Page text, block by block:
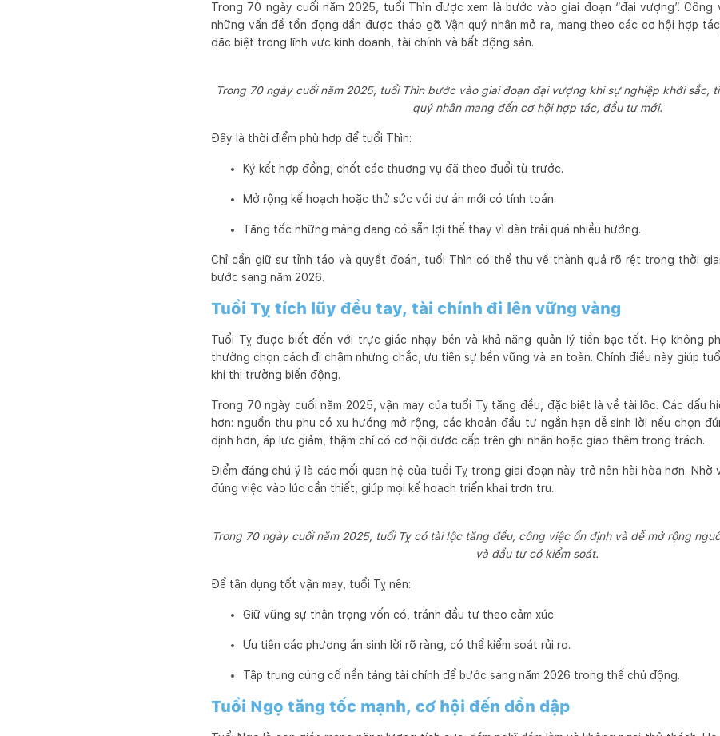
Trong 70 ngày cuối năm 2025, tuổi Thìn được xem là bước vào giai đoạn “đại vượng”. Công
những vấn đề tồn đọng dần được tháo gỡ. Vận quý nhân mở ra, mang theo các cơ hội hợp
đặc biệt trong lĩnh vực kinh doanh, tài chính và bất động sản.
Trong 70 ngày cuối năm 2025, tuổi Thìn bước vào giai đoạn đại vượng khi sự nghiệp khởi sắc,
quý nhân mang đến cơ hội hợp tác, đầu tư mới.
Đây là thời điểm phù hợp để tuổi Thìn:
Ký kết hợp đồng, chốt các thương vụ đã theo đuổi từ trước.
Mở rộng kế hoạch hoặc thử sức với dự án mới có tính toán.
Tăng tốc những mảng đang có sẵn lợi thế thay vì dàn trải quá nhiều hướng.
Chỉ cần giữ sự tỉnh táo và quyết đoán, tuổi Thìn có thể thu về thành quả rõ rệt trong thời
bước sang năm 2026.
Tuổi Tỵ tích lũy đều tay, tài chính đi lên vững vàng
Tuổi Tỵ được biết đến với trực giác nhạy bén và khả năng quản lý tiền bạc tốt. Họ không
thường chọn cách đi chậm nhưng chắc, ưu tiên sự bền vững và an toàn. Chính điều này giúp
khi thị trường biến động.
Trong 70 ngày cuối năm 2025, vận may của tuổi Tỵ tăng đều, đặc biệt là về tài lộc. Các dấu
hơn: nguồn thu phụ có xu hướng mở rộng, các khoản đầu tư ngắn hạn dễ sinh lời nếu chọn
định hơn, áp lực giảm, thậm chí có cơ hội được cấp trên ghi nhận hoặc giao thêm trọng trách.
Điểm đáng chú ý là các mối quan hệ của tuổi Tỵ trong giai đoạn này trở nên hài hòa hơn. Nhờ
đúng việc vào lúc cần thiết, giúp mọi kế hoạch triển khai trơn tru.
Trong 70 ngày cuối năm 2025, tuổi Tỵ có tài lộc tăng đều, công việc ổn định và dễ mở rộng
và đầu tư có kiểm soát.
Để tận dụng tốt vận may, tuổi Tỵ nên:
Giữ vững sự thận trọng vốn có, tránh đầu tư theo cảm xúc.
Ưu tiên các phương án sinh lời rõ ràng, có thể kiểm soát rủi ro.
Tập trung củng cố nền tảng tài chính để bước sang năm 2026 trong thế chủ động.
Tuổi Ngọ tăng tốc mạnh, cơ hội đến dồn dập